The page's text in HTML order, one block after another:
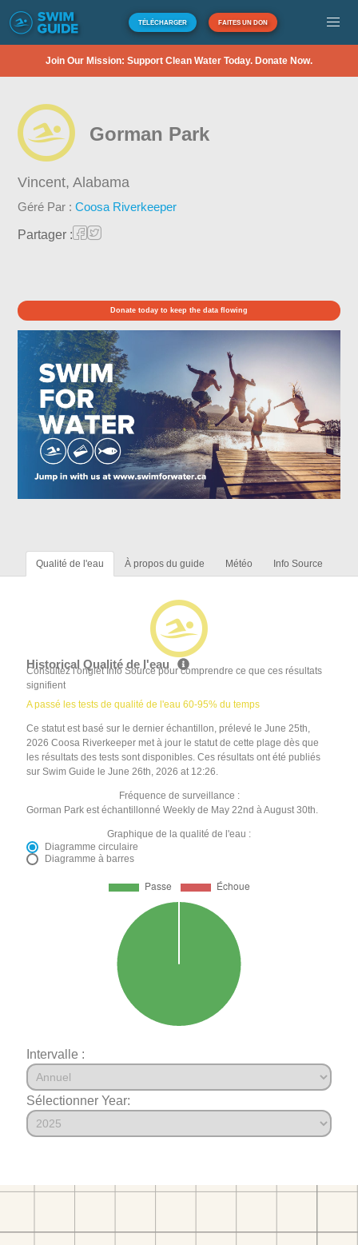
TÉLÉCHARGER FAITES UN DON
Join Our Mission: Support Clean Water Today. Donate Now.
Gorman Park
Vincent,Alabama
Géré Par :Coosa Riverkeeper
Partager :
Donate today to keep the data flowing
Qualité de l'eau À propos du guide Météo Info Source
Historical Qualité de l'eau
Consultez l'onglet Info Source pour comprendre ce que ces résultats
signifient
A passé les tests de qualité de l'eau 60-95% du temps
Ce statut est basé sur le dernier échantillon, prélevé le June 25th,
2026 Coosa Riverkeeper met à jour le statut de cette plage dès que
les résultats des tests sont disponibles. Ces résultats ont été publiés
sur Swim Guide le June 26th, 2026 at 12:26.
Fréquence de surveillance :
Gorman Park est échantillonné Weekly de May 22nd à August 30th.
Graphique de la qualité de l'eau :
Diagramme circulaire
Diagramme à barres
Intervalle :
Sélectionner Year: